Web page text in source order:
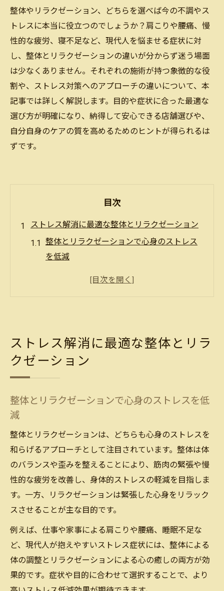
整体やリラクゼーション、どちらを選べば今の不調やス
トレスに本当に役立つのでしょうか？肩こりや腰痛、慢
性的な疲労、寝不足など、現代人を悩ませる症状に対
し、整体とリラクゼーションの違いが分からず迷う場面
は少なくありません。それぞれの施術が持つ象徴的な役
割や、ストレス対策へのアプローチの違いについて、本
記事では詳しく解説します。目的や症状に合った最適な
選び方が明確になり、納得して安心できる店舗選びや、
自分自身のケアの質を高めるためのヒントが得られるは
ずです。
目次
ストレス解消に最適な整体とリラクゼーション
整体とリラクゼーションで心身のストレス
を低減
リラクゼーションで日々のストレスをリセ
ストレス対策に整体とリラクゼーションを
活用
リラクゼーションを通じ心身の緊張を緩和
解
ストレス緩和にはリラクゼーションの習慣
化が重要
整体とリラクゼーションで心身の緊張を和
らげる
整体やリラクゼーションで自律神経を整え
る効果
リラクゼーション施術がもたらす深い癒や
し
整体とリラクゼーション象徴的な違いとは
ストレス解消に最適な整体とリラ
クゼーション
整体とリラクゼーションで心身のストレスを低
減
整体とリラクゼーションは、どちらも心身のストレスを
和らげるアプローチとして注目されています。整体は体
のバランスや歪みを整えることにより、筋肉の緊張や慢
性的な疲労を改善し、身体的ストレスの軽減を目指しま
す。一方、リラクゼーションは緊張した心身をリラック
スさせることが主な目的です。
例えば、仕事や家事による肩こりや腰痛、睡眠不足な
ど、現代人が抱えやすいストレス症状には、整体による
体の調整とリラクゼーションによる心の癒しの両方が効
果的です。症状や目的に合わせて選択することで、より